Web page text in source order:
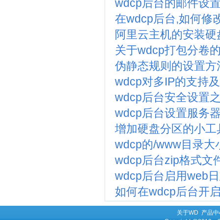
wdcp后台的邮件设
在wdcp后台,如何修
阿里云主机的安装
关于wdcp打包分卷
伪静态规则的设置方
wdcp对多IP的支持
wdcp后台安全设置
wdcp后台设置服务
增加硬盘分区的小工
wdcp的/www目录大
wdcp后台zip格式文
wdcp后台启用web
如何在wdcp后台开
关于WD 产品